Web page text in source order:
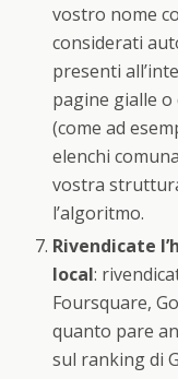
vostro nome
considerati
presenti
pagine gialle
(come ad
elenchi
vostra
l’algoritmo.
Rivendicate
local:
Foursquare,
quanto pare
sul ranking di